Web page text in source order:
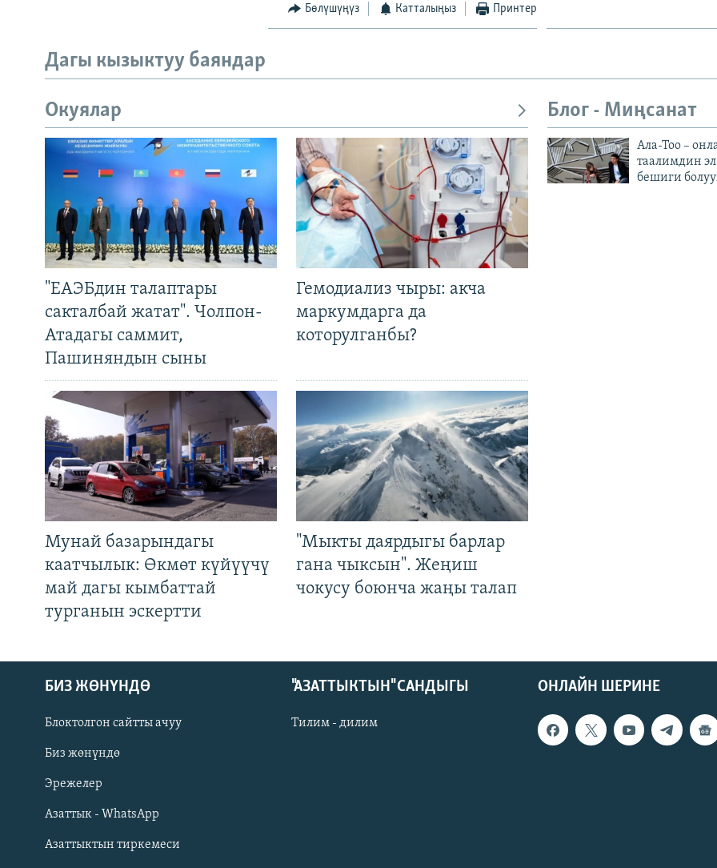
Русский
ОНЛАЙН ШЕРИНЕ
Бөлүшүңүз Катталыңыз Принтер
Дагы кызыктуу баяндар
Окуялар
"ЕАЭБдин талаптары
сакталбай жатат". Чолпон-
Атадагы саммит,
Пашиняндын сыны
Гемодиализ чыры: акча
маркумдарга да
которулганбы?
Мунай базарындагы
каатчылык: Өкмөт күйүүчү
май дагы кымбаттай
турганын эскертти
"Мыкты даярдыгы барлар
гана чыксын". Жеңиш
чокусу боюнча жаңы талап
Блог - Миңсанат
Ала-Тоо –
таалимдин
бешиги
ОНЛАЙН ШЕРИНЕ
БИЗ ЖӨНҮНДӨ
Блоктолгон сайтты ачуу
Биз жөнүндө
Эрежелер
Азаттык - WhatsApp
Азаттыктын тиркемеси
"АЗАТТЫКТЫН" САНДЫГЫ
Тилим - дилим